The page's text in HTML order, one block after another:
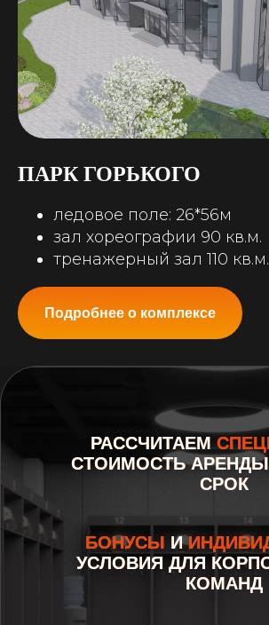
ПАРК ГОРЬКОГО
ледовое поле: 26*56м
зал хореографии 90 кв.м.
тренажерный зал 110 кв.м.
Подробнее о комплексе